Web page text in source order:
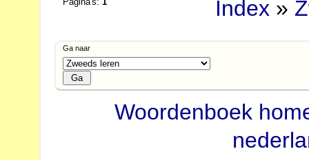
Index »
Ga naar
Woordenboek